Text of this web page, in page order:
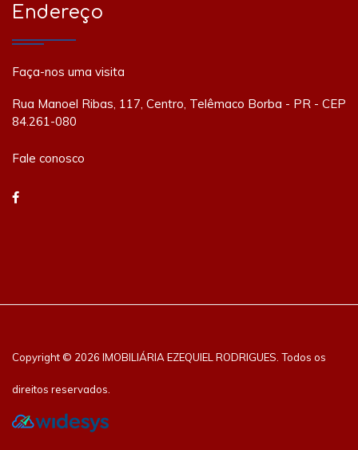
Endereço
Faça-nos uma visita
Rua Manoel Ribas, 117, Centro, Telêmaco Borba - PR - CEP
84.261-080
Fale conosco
Copyright © 2026 IMOBILIÁRIA EZEQUIEL RODRIGUES. Todos os
direitos reservados.